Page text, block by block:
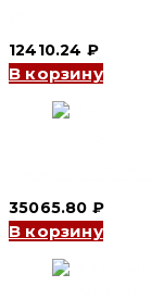
12410.24 ₽
В корзину
35065.80 ₽
В корзину